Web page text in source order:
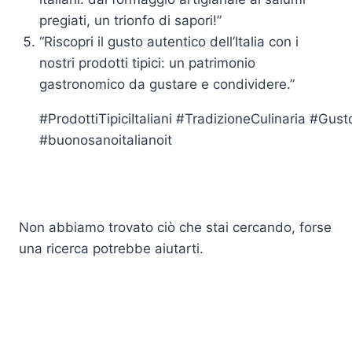
pregiati, un trionfo di sapori!”
“Riscopri il gusto autentico dell’Italia con i
nostri prodotti tipici: un patrimonio
gastronomico da gustare e condividere.”
#ProdottiTipiciItaliani #TradizioneCulinaria
#buonosanoitalianoit
Non abbiamo trovato ciò che stai cercando, forse
una ricerca potrebbe aiutarti.